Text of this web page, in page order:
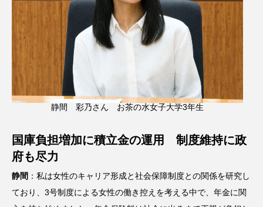
静間 彩乃さん お茶の水女子大学3年生
国庫負担増加に積立金の運用 制度維持に政
府も尽力
静間 ：私は女性のキャリア形成と社会保障制度との関係を研究し
ており、3号制度による女性の働き控えを考える中で、年金に関